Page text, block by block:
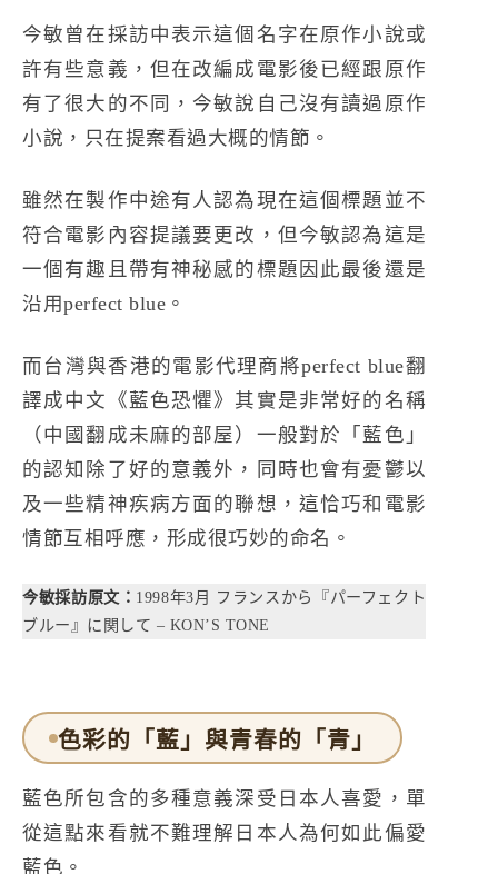
今敏曾在採訪中表示這個名字在原作小說或
許有些意義，但在改編成電影後已經跟原作
有了很大的不同，今敏說自己沒有讀過原作
小說，只在提案看過大概的情節。
雖然在製作中途有人認為現在這個標題並不
符合電影內容提議要更改，但今敏認為這是
一個有趣且帶有神秘感的標題因此最後還是
沿用perfect blue。
而台灣與香港的電影代理商將perfect blue翻
譯成中文《藍色恐懼》其實是非常好的名稱
（中國翻成未麻的部屋）一般對於「藍色」
的認知除了好的意義外，同時也會有憂鬱以
及一些精神疾病方面的聯想，這恰巧和電影
情節互相呼應，形成很巧妙的命名。
今敏採訪原文： 1998年3月 フランスから『パーフェクト
ブルー』に関して – KON’S TONE
色彩的「藍」與青春的「青」
藍色所包含的多種意義深受日本人喜愛，單
從這點來看就不難理解日本人為何如此偏愛
藍色。